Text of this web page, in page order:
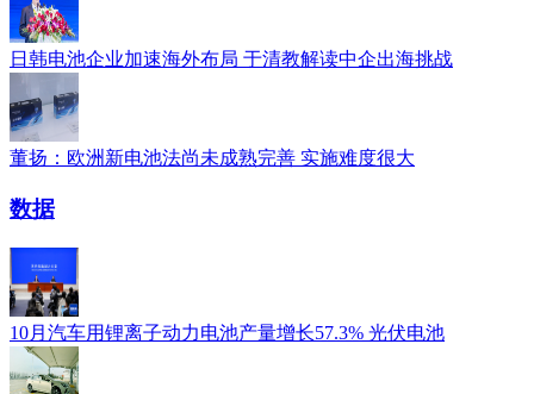
日韩电池企业加速海外布局 于清教解读中企出海挑战
董扬：欧洲新电池法尚未成熟完善 实施难度很大
数据
10月汽车用锂离子动力电池产量增长57.3% 光伏电池